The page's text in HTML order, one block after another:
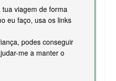
viagem de forma
eu faço, usa os links
podes conseguir
me a manter o